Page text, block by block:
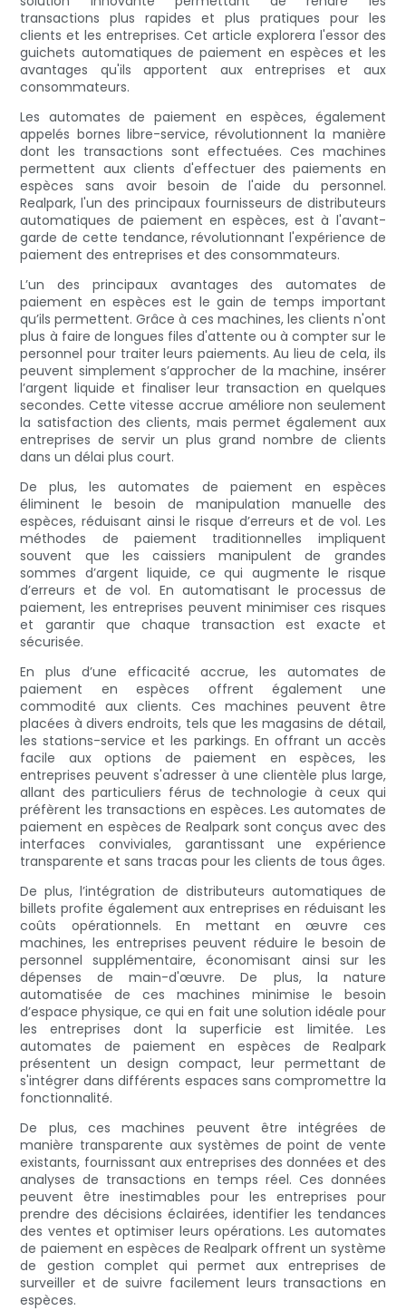
transactions plus rapides et plus pratiques pour les
clients et les entreprises. Cet article explorera l'essor des
guichets automatiques de paiement en espèces et les
avantages qu'ils apportent aux entreprises et aux
consommateurs.
Les automates de paiement en espèces, également
appelés bornes libre-service, révolutionnent la manière
dont les transactions sont effectuées. Ces machines
permettent aux clients d'effectuer des paiements en
espèces sans avoir besoin de l'aide du personnel.
Realpark, l'un des principaux fournisseurs de distributeurs
automatiques de paiement en espèces, est à l'avant-
garde de cette tendance, révolutionnant l'expérience de
paiement des entreprises et des consommateurs.
L’un des principaux avantages des automates de
paiement en espèces est le gain de temps important
qu’ils permettent. Grâce à ces machines, les clients n'ont
plus à faire de longues files d'attente ou à compter sur le
personnel pour traiter leurs paiements. Au lieu de cela, ils
peuvent simplement s’approcher de la machine, insérer
l’argent liquide et finaliser leur transaction en quelques
secondes. Cette vitesse accrue améliore non seulement
la satisfaction des clients, mais permet également aux
entreprises de servir un plus grand nombre de clients
dans un délai plus court.
De plus, les automates de paiement en espèces
éliminent le besoin de manipulation manuelle des
espèces, réduisant ainsi le risque d’erreurs et de vol. Les
méthodes de paiement traditionnelles impliquent
souvent que les caissiers manipulent de grandes
sommes d’argent liquide, ce qui augmente le risque
d’erreurs et de vol. En automatisant le processus de
paiement, les entreprises peuvent minimiser ces risques
et garantir que chaque transaction est exacte et
sécurisée.
En plus d’une efficacité accrue, les automates de
paiement en espèces offrent également une
commodité aux clients. Ces machines peuvent être
placées à divers endroits, tels que les magasins de détail,
les stations-service et les parkings. En offrant un accès
facile aux options de paiement en espèces, les
entreprises peuvent s'adresser à une clientèle plus large,
allant des particuliers férus de technologie à ceux qui
préfèrent les transactions en espèces. Les automates de
paiement en espèces de Realpark sont conçus avec des
interfaces conviviales, garantissant une expérience
transparente et sans tracas pour les clients de tous âges.
De plus, l’intégration de distributeurs automatiques de
billets profite également aux entreprises en réduisant les
coûts opérationnels. En mettant en œuvre ces
machines, les entreprises peuvent réduire le besoin de
personnel supplémentaire, économisant ainsi sur les
dépenses de main-d'œuvre. De plus, la nature
automatisée de ces machines minimise le besoin
d’espace physique, ce qui en fait une solution idéale pour
les entreprises dont la superficie est limitée. Les
automates de paiement en espèces de Realpark
présentent un design compact, leur permettant de
s'intégrer dans différents espaces sans compromettre la
fonctionnalité.
De plus, ces machines peuvent être intégrées de
manière transparente aux systèmes de point de vente
existants, fournissant aux entreprises des données et des
analyses de transactions en temps réel. Ces données
peuvent être inestimables pour les entreprises pour
prendre des décisions éclairées, identifier les tendances
des ventes et optimiser leurs opérations. Les automates
de paiement en espèces de Realpark offrent un système
de gestion complet qui permet aux entreprises de
surveiller et de suivre facilement leurs transactions en
espèces.